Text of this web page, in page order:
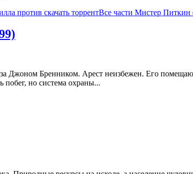
против скачать торрентВсе части Мистер Питкин
за Джоном Бренником. Арест неизбежен. Его
побег, но система охраны...